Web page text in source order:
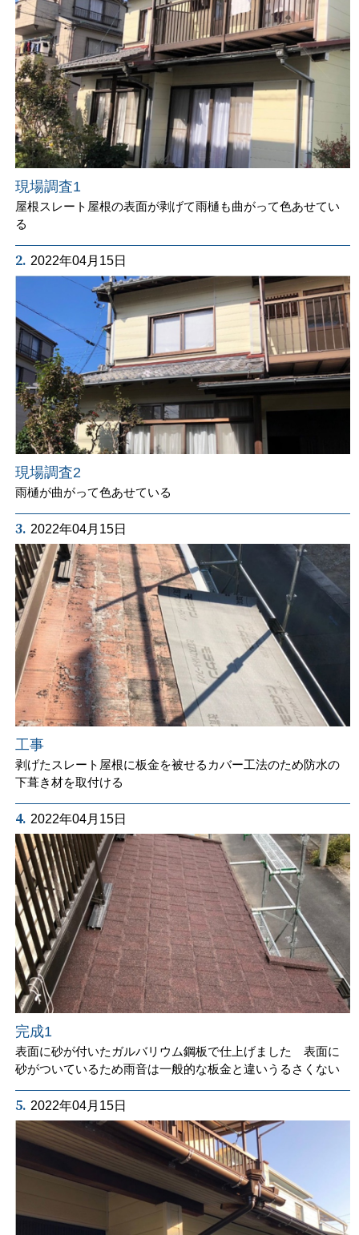
現場調査1
屋根スレート屋根の表面が剥げて雨樋も曲がって色あせてい
る
2. 2022年04月15日
現場調査2
雨樋が曲がって色あせている
3. 2022年04月15日
工事
剥げたスレート屋根に板金を被せるカバー工法のため防水の
下葺き材を取付ける
4. 2022年04月15日
完成1
表面に砂が付いたガルバリウム鋼板で仕上げました 表面に
砂がついているため雨音は一般的な板金と違いうるさくない
5. 2022年04月15日